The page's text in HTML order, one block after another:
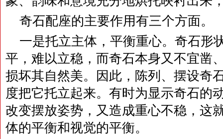
奇石配座的主要作用有三个方面。
一是托立主体，平衡重心。奇石形
平，难以立稳，而奇石本身又不宜凿
损坏其自然美。因此，陈列、摆设奇
度把它托立起来。有时为显示奇石的
改变摆放姿势，又造成重心不稳，这
体的平衡和视觉的平衡。